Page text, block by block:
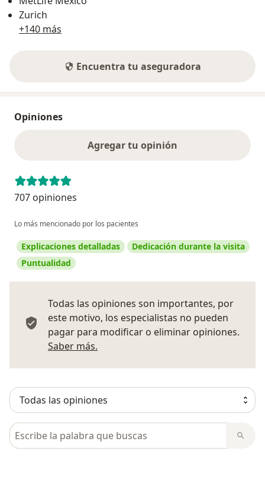
Zurich
+140 más
Encuentra tu aseguradora
Opiniones
Agregar tu opinión
707 opiniones
Lo más mencionado por los pacientes
Explicaciones detalladas
Dedicación durante la visita
Puntualidad
Todas las opiniones son importantes, por
este motivo, los especialistas no pueden
pagar para modificar o eliminar opiniones.
Saber más.
Busca en opiniones